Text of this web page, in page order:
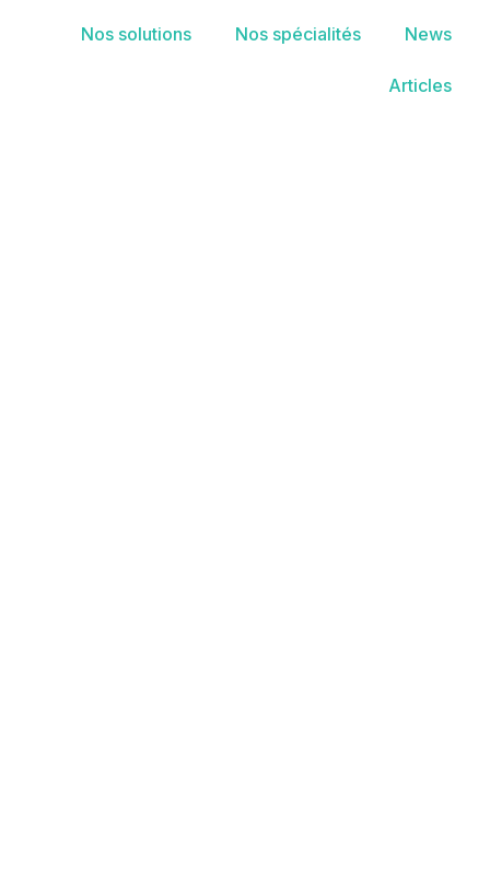
Nos solutions Nos spécialités News
Articles